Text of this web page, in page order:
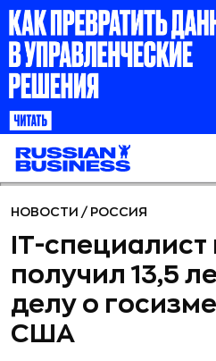
НОВОСТИ / РОССИЯ
IT-
получил 13,5
делу о
США